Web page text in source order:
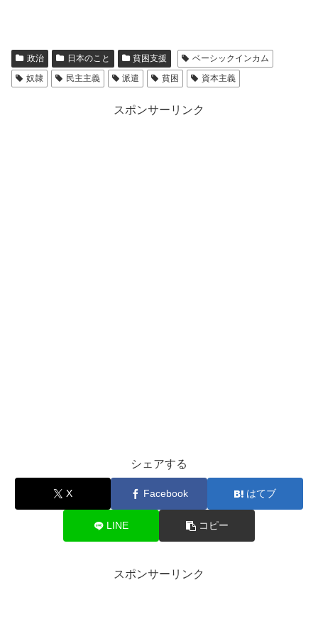
政治 日本のこと 貧困支援
ベーシックインカム
奴隷
民主主義 派遣 貧困 資本主義
スポンサーリンク
シェアする
X Facebook はてブ
LINE コピー
スポンサーリンク